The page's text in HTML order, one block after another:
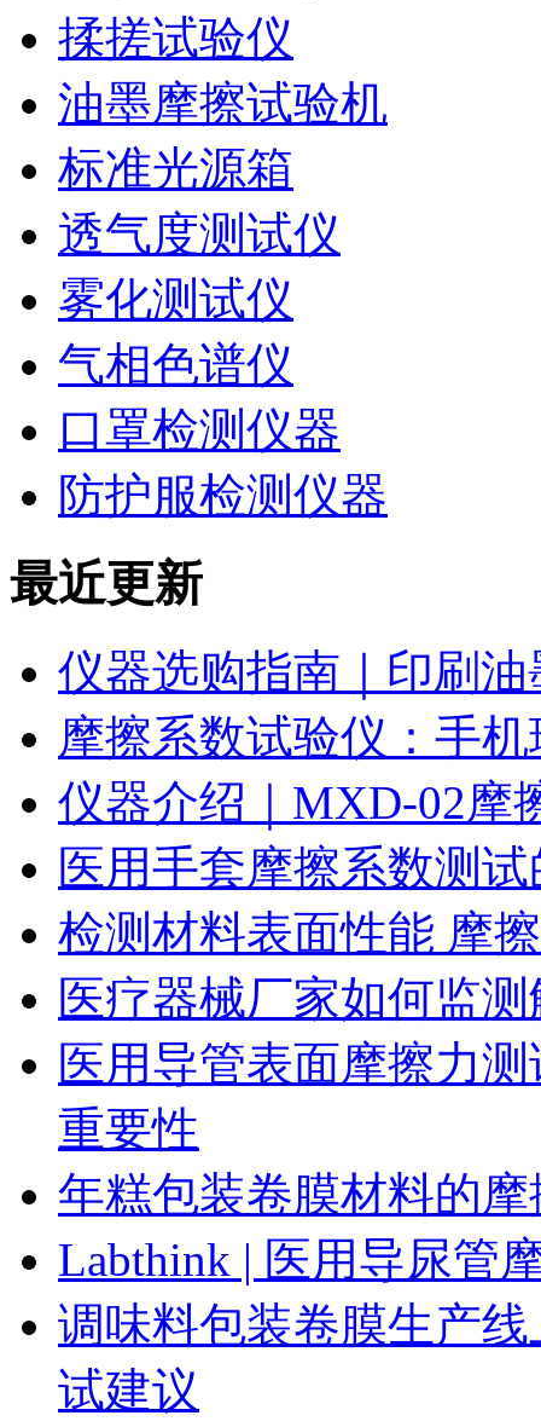
揉搓试验仪
油墨摩擦试验机
标准光源箱
透气度测试仪
雾化测试仪
气相色谱仪
口罩检测仪器
防护服检测仪器
最近更新
仪器选购指南｜印刷
摩擦系数试验仪：手
仪器介绍｜MXD-02摩
医用手套摩擦系数测
检测材料表面性能 摩
医疗器械厂家如何监
医用导管表面摩擦力
重要性
年糕包装卷膜材料的
Labthink | 医用导尿管
调味料包装卷膜生产
试建议